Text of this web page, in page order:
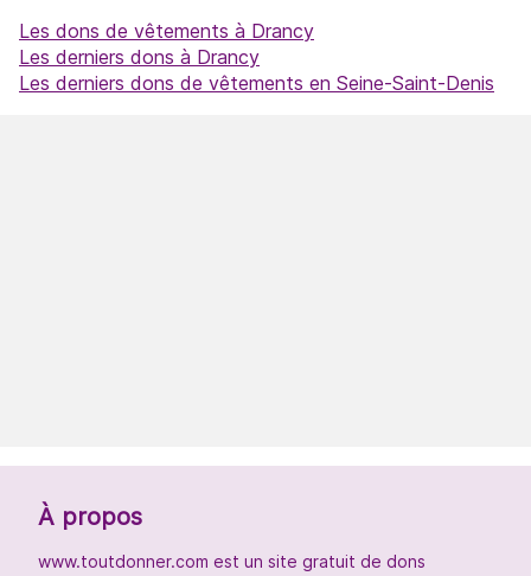
Les dons de vêtements à Drancy
Les derniers dons à Drancy
Les derniers dons de vêtements en Seine-Saint-Denis
À propos
www.toutdonner.com est un site gratuit de dons